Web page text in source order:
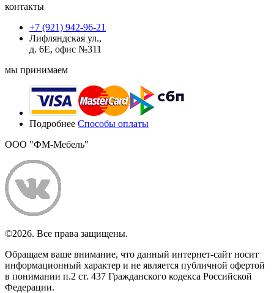
контакты
+7 (921) 942-96-21
Лифляндская ул.,
д. 6Е, офис №311
мы принимаем
Подробнее Способы оплаты
ООО "ФМ-Мебель"
©2026. Все права защищены.
Обращаем ваше внимание, что данный интернет-сайт носит
информационный характер и не является публичной офертой
в понимании п.2 ст. 437 Гражданского кодекса Российской
Федерации.